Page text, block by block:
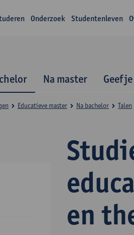
Onderzoek Studentenleven
Na master Geef
en
Educatieve master Na bachelor Talen